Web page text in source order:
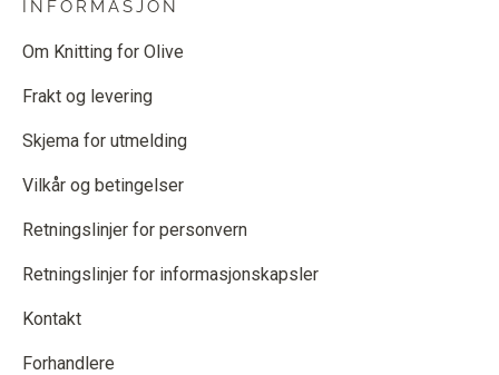
INFORMASJON
Om Knitting for Olive
Frakt og levering
Skjema for utmelding
Vilkår og betingelser
Retningslinjer for personvern
Retningslinjer for informasjonskapsler
Kontakt
Forhandlere